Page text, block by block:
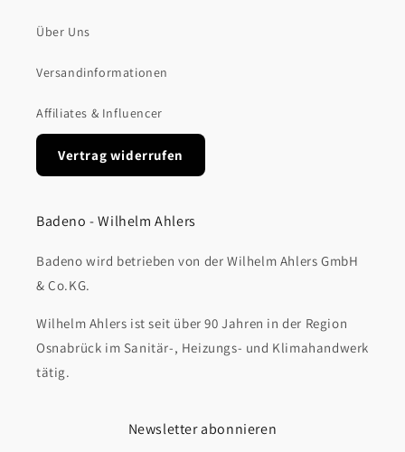
Über Uns
Versandinformationen
Affiliates & Influencer
Vertrag widerrufen
Badeno - Wilhelm Ahlers
Badeno wird betrieben von der Wilhelm Ahlers GmbH
& Co.KG.
Wilhelm Ahlers ist seit über 90 Jahren in der Region
Osnabrück im Sanitär-, Heizungs- und Klimahandwerk
tätig.
Newsletter abonnieren